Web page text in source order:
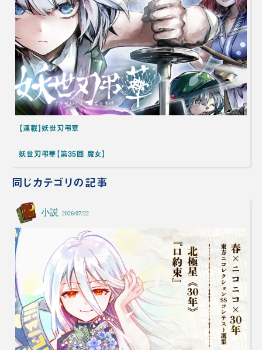
【連載】妖世刃弔華
妖世刃弔華【第35回 魔女】
同じカテゴリの記事
小説 2026/07/22